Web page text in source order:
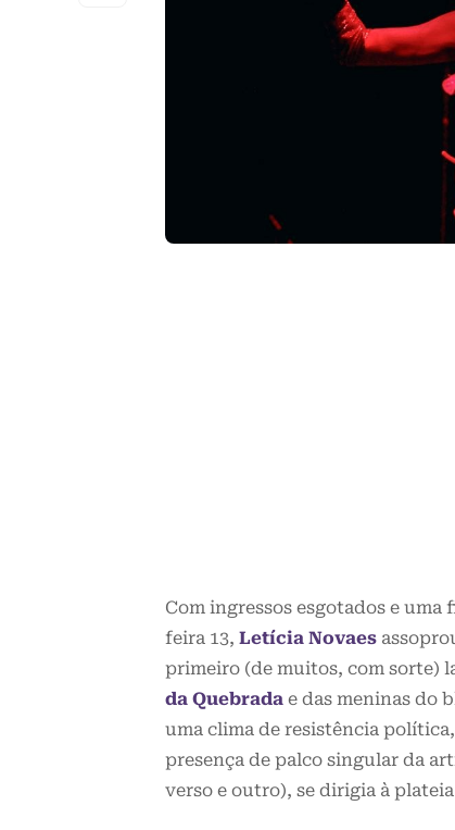
Com ingressos esgotados e
feira 13, Letícia Novaes
primeiro (de muitos, com sorte)
da Quebrada e das meninas do
uma clima de resistência
presença de palco singular da
verso e outro), se dirigia à